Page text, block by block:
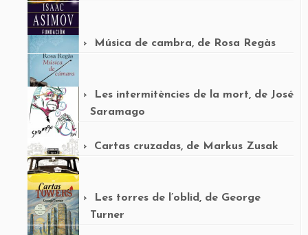
Música de cambra, de Rosa Regàs
Les intermitències de la mort, de José
Saramago
Cartas cruzadas, de Markus Zusak
Les torres de l’oblid, de George
Turner